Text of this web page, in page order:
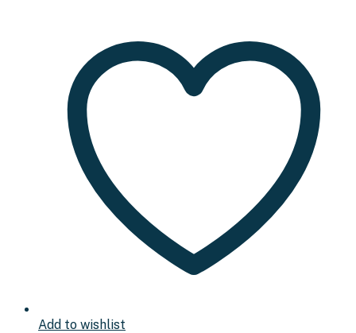
Add to wishlist